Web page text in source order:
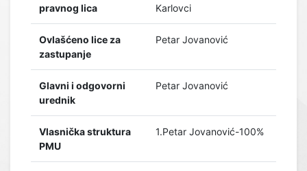
pravnog lica
Karlovci
Ovlašćeno lice za
zastupanje
Petar Jovanović
Glavni i odgovorni
urednik
Petar Jovanović
Vlasnička struktura
PMU
1.Petar Jovanović-100%